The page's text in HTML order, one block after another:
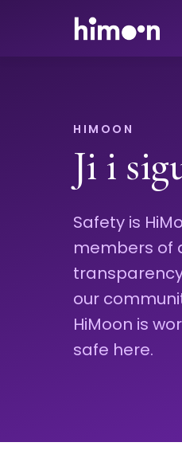
HIMOON
Ji i
Safety is
members of
our
HiMoon is
safe here.